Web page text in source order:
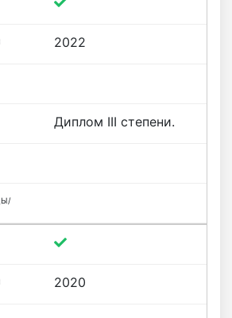
2022
Диплом III степени.
2020